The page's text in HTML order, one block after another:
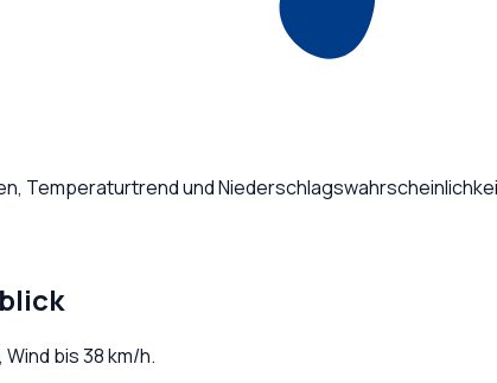
Temperaturtrend und
Wind bis38km/h.